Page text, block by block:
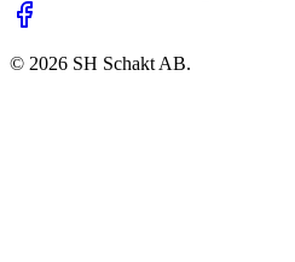
© 2026 SH Schakt AB.